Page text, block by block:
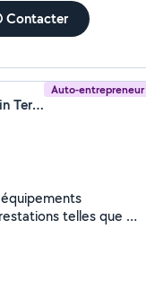
Contacter
Auto-entrepreneur
Nico Chalot (CN Jardin Terrassement)
telles que :
d'arbres,